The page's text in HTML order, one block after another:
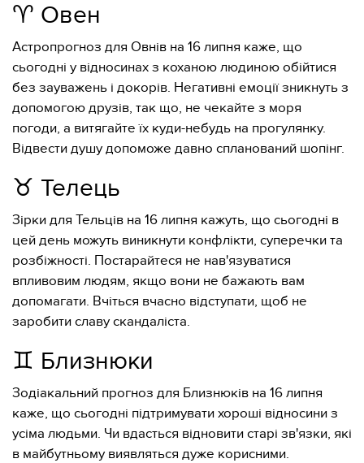
♈️ Овен
Астропрогноз для Овнів на 16 липня каже, що
сьогодні у відносинах з коханою людиною обійтися
без зауважень і докорів. Негативні емоції зникнуть з
допомогою друзів, так що, не чекайте з моря
погоди, а витягайте їх куди-небудь на прогулянку.
Відвести душу допоможе давно спланований шопінг.
♉️ Телець
Зірки для Тельців на 16 липня кажуть, що сьогодні в
цей день можуть виникнути конфлікти, суперечки та
розбіжності. Постарайтеся не нав'язуватися
впливовим людям, якщо вони не бажають вам
допомагати. Вчіться вчасно відступати, щоб не
заробити славу скандаліста.
♊️ Близнюки
Зодіакальний прогноз для Близнюків на 16 липня
каже, що сьогодні підтримувати хороші відносини з
усіма людьми. Чи вдасться відновити старі зв'язки, які
в майбутньому виявляться дуже корисними.